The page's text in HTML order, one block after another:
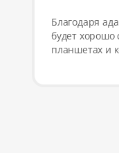
Благодаря
будет хорошо
планшетах и